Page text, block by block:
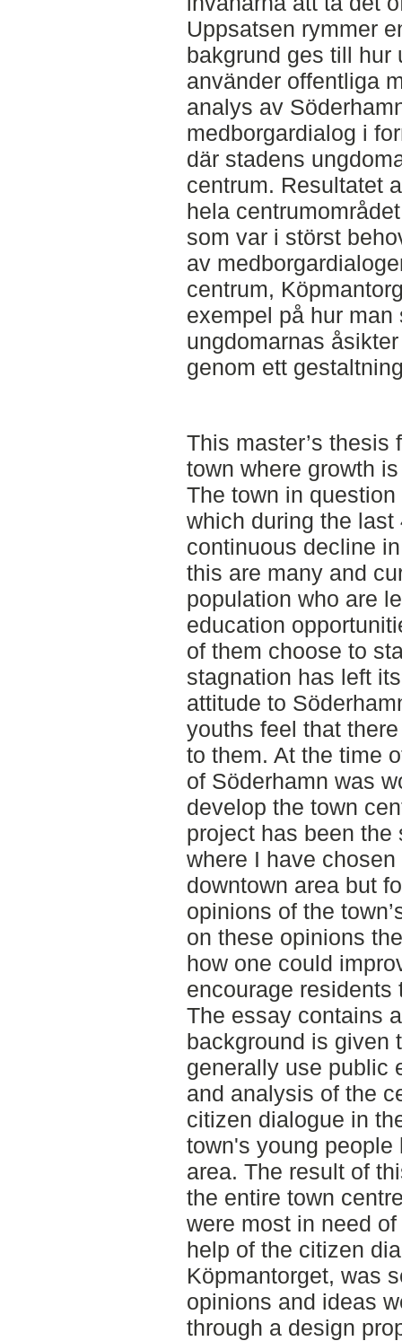
Uppsatsen rymmer
bakgrund ges till hur
använder offentliga
analys av
medborgardialog i
där stadens
centrum. Resultatet
hela
som var i störst
av
centrum,
exempel på hur
ungdomarnas
genom ett
This master’s
town where growth
The town in
which during the
continuous decline
this are many and
population who are
education
of them choose to
stagnation has left
attitude to
youths feel that
to them. At the time
of Söderhamn was
develop the town
project has been the
where I have
downtown area but
opinions of the
on these opinions
how one could
encourage
The essay contains
background is given
generally use public
and analysis of the
citizen dialogue in
town's young
area. The result of
the entire town
were most in need
help of the citizen
Köpmantorget, was
opinions and ideas
through a design